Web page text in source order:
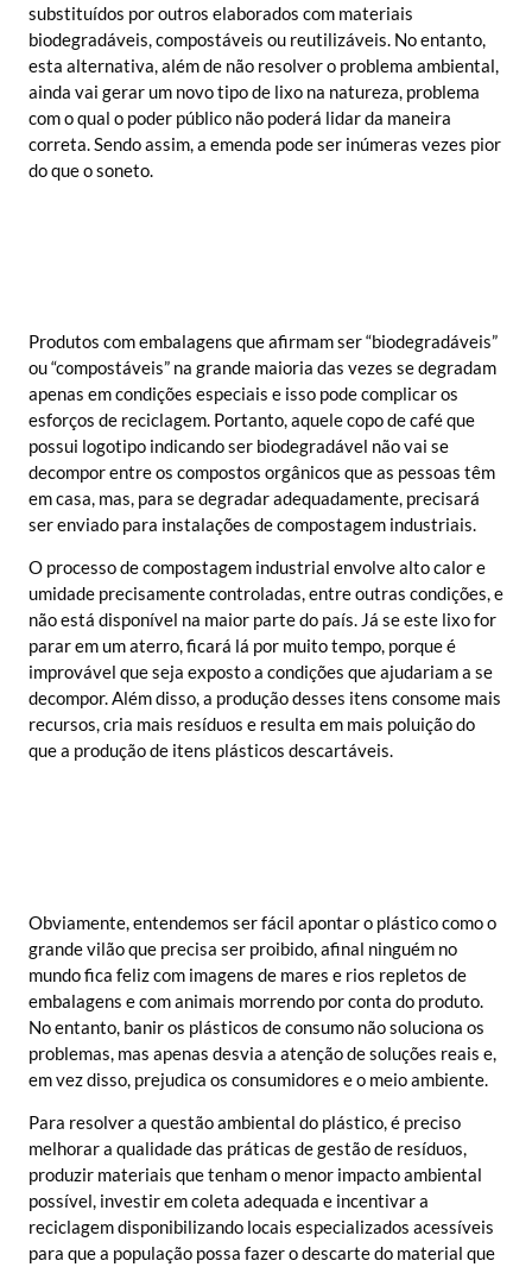
substituídos por outros elaborados com materiais
biodegradáveis, compostáveis ou reutilizáveis. No entanto,
esta alternativa, além de não resolver o problema ambiental,
ainda vai gerar um novo tipo de lixo na natureza, problema
com o qual o poder público não poderá lidar da maneira
correta. Sendo assim, a emenda pode ser inúmeras vezes pior
do que o soneto.
Produtos com embalagens que afirmam ser “biodegradáveis”
ou “compostáveis” na grande maioria das vezes se degradam
apenas em condições especiais e isso pode complicar os
esforços de reciclagem. Portanto, aquele copo de café que
possui logotipo indicando ser biodegradável não vai se
decompor entre os compostos orgânicos que as pessoas têm
em casa, mas, para se degradar adequadamente, precisará
ser enviado para instalações de compostagem industriais.
O processo de compostagem industrial envolve alto calor e
umidade precisamente controladas, entre outras condições, e
não está disponível na maior parte do país. Já se este lixo for
parar em um aterro, ficará lá por muito tempo, porque é
improvável que seja exposto a condições que ajudariam a se
decompor. Além disso, a produção desses itens consome mais
recursos, cria mais resíduos e resulta em mais poluição do
que a produção de itens plásticos descartáveis.
Obviamente, entendemos ser fácil apontar o plástico como o
grande vilão que precisa ser proibido, afinal ninguém no
mundo fica feliz com imagens de mares e rios repletos de
embalagens e com animais morrendo por conta do produto.
No entanto, banir os plásticos de consumo não soluciona os
problemas, mas apenas desvia a atenção de soluções reais e,
em vez disso, prejudica os consumidores e o meio ambiente.
Para resolver a questão ambiental do plástico, é preciso
melhorar a qualidade das práticas de gestão de resíduos,
produzir materiais que tenham o menor impacto ambiental
possível, investir em coleta adequada e incentivar a
reciclagem disponibilizando locais especializados acessíveis
para que a população possa fazer o descarte do material que